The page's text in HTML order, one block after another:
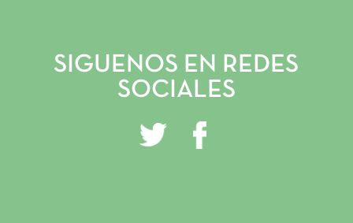
TIENDA ONLINE
NOTICIAS
CONTACTO
GALERÍA
SIGUENOS EN REDES
SOCIALES